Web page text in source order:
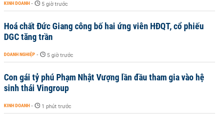
KINH DOANH - 5 giờ trước
Hoá chất Đức Giang công bố hai ứng viên HĐQT, cổ phiếu
DGC tăng trần
DOANH NGHIỆP - 5 giờ trước
Con gái tỷ phú Phạm Nhật Vượng lần đầu tham gia vào hệ
sinh thái Vingroup
KINH DOANH - 1 phút trước